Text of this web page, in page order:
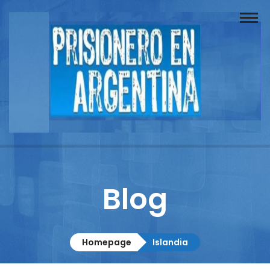
Buscador
Documentos
Contacto
Blog
Homepage Islandia